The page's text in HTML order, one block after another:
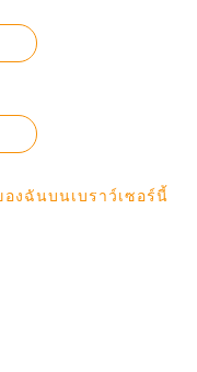
งฉันบนเบราว์เซอร์นี้